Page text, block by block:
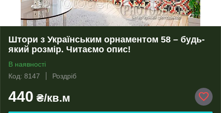
Штори з Українським орнаментом 58 – будь-
який розмір. Читаємо опис!
В наявності
Код: 8147
Роздріб
440 ₴/кв.м